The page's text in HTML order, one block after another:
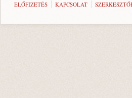
ELŐFIZETÉS KAPCSOLAT